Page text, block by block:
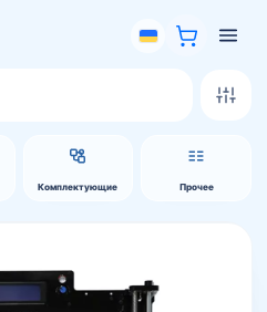
Комплектующие Прочее